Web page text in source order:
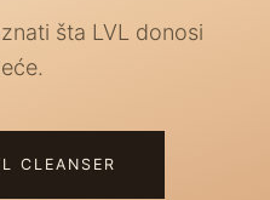
šta LVL donosi
CLEANSER